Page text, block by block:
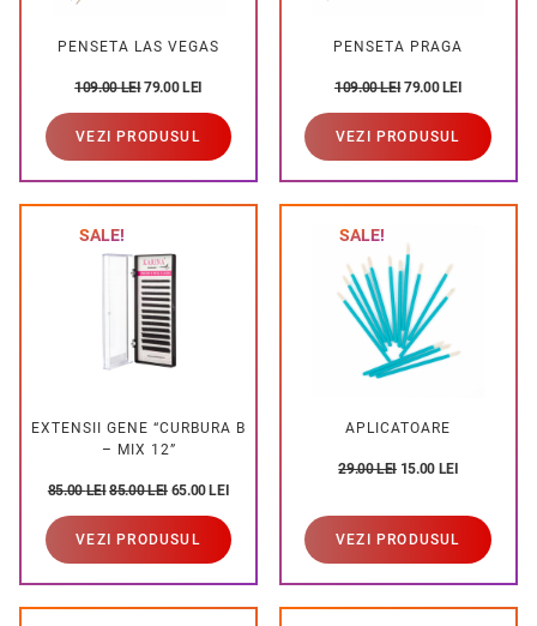
PENSETA LAS VEGAS
109.00LEI79.00LEI
VEZI PRODUSUL
PENSETA PRAGA
109.00LEI79.00LEI
VEZI PRODUSUL
SALE!
EXTENSII GENE “CURBURA B
– MIX 12”
85.00LEI85.00LEI 65.00LEI
VEZI PRODUSUL
SALE!
APLICATOARE
29.00LEI 15.00 LEI
VEZI PRODUSUL